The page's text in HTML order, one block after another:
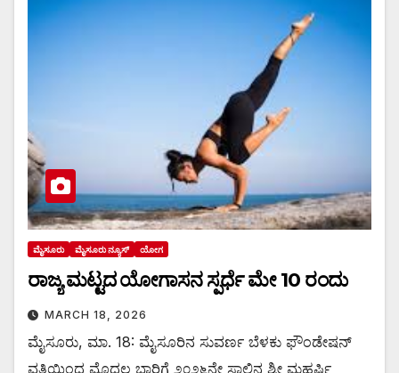
ಮೈಸೂರು ಮೈಸೂರು ನ್ಯೂಸ್ ಯೋಗ
ರಾಜ್ಯ ಮಟ್ಟದ ಯೋಗಾಸನ ಸ್ಪರ್ಧೆ ಮೇ 10 ರಂದು
MARCH 18, 2026
ಮೈಸೂರು, ಮಾ. 18: ಮೈಸೂರಿನ ಸುವರ್ಣ ಬೆಳಕು ಫೌಂಡೇಷನ್
ವತಿಯಿಂದ ಮೊದಲ ಬಾರಿಗೆ ೨೦೨೬ನೇ ಸಾಲಿನ ಶ್ರೀ ಮಹರ್ಷಿ